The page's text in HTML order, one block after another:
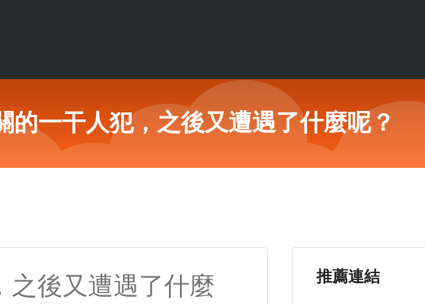
的一干人犯，之後又遭遇了什麼呢？
之後又遭遇了什麼
推薦連結